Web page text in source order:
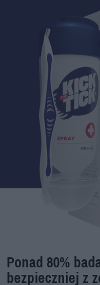
Ponad 80%
bezpieczniej z